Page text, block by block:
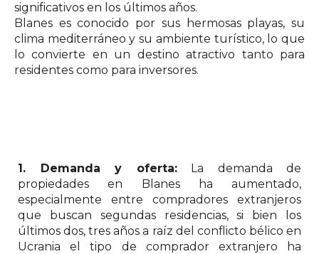
significativos en los últimos años.
Blanes es conocido por sus hermosas playas, su
clima mediterráneo y su ambiente turístico, lo que
lo convierte en un destino atractivo tanto para
residentes como para inversores.
1. Demanda y oferta:La demanda de
propiedades en Blanes ha aumentado,
especialmente entre compradores extranjeros
que buscan segundas residencias, si bien los
últimos dos, tres años a raíz del conflicto bélico en
Ucrania el tipo de comprador extranjero ha